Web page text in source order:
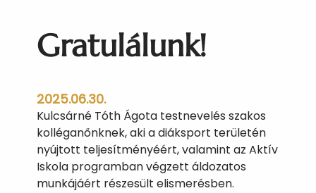
Gratulálunk!
2025.06.30.
Kulcsárné Tóth Ágota testnevelés szakos
kolléganőnknek, aki a diáksport területén
nyújtott teljesítményéért, valamint az Aktív
Iskola programban végzett áldozatos
munkájáért részesült elismerésben.